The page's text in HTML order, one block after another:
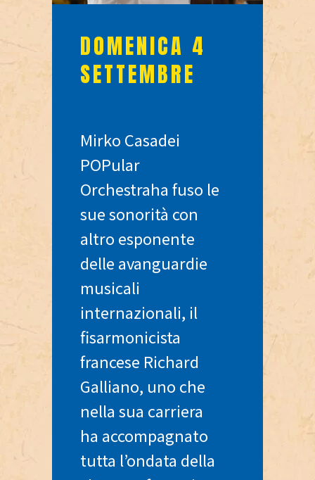
DOMENICA 4
SETTEMBRE
Mirko Casadei
POPular
Orchestraha fuso le
sue sonorità con
altro esponente
delle avanguardie
musicali
internazionali, il
fisarmonicista
francese Richard
Galliano, uno che
nella sua carriera
ha accompagnato
tutta l’ondata della